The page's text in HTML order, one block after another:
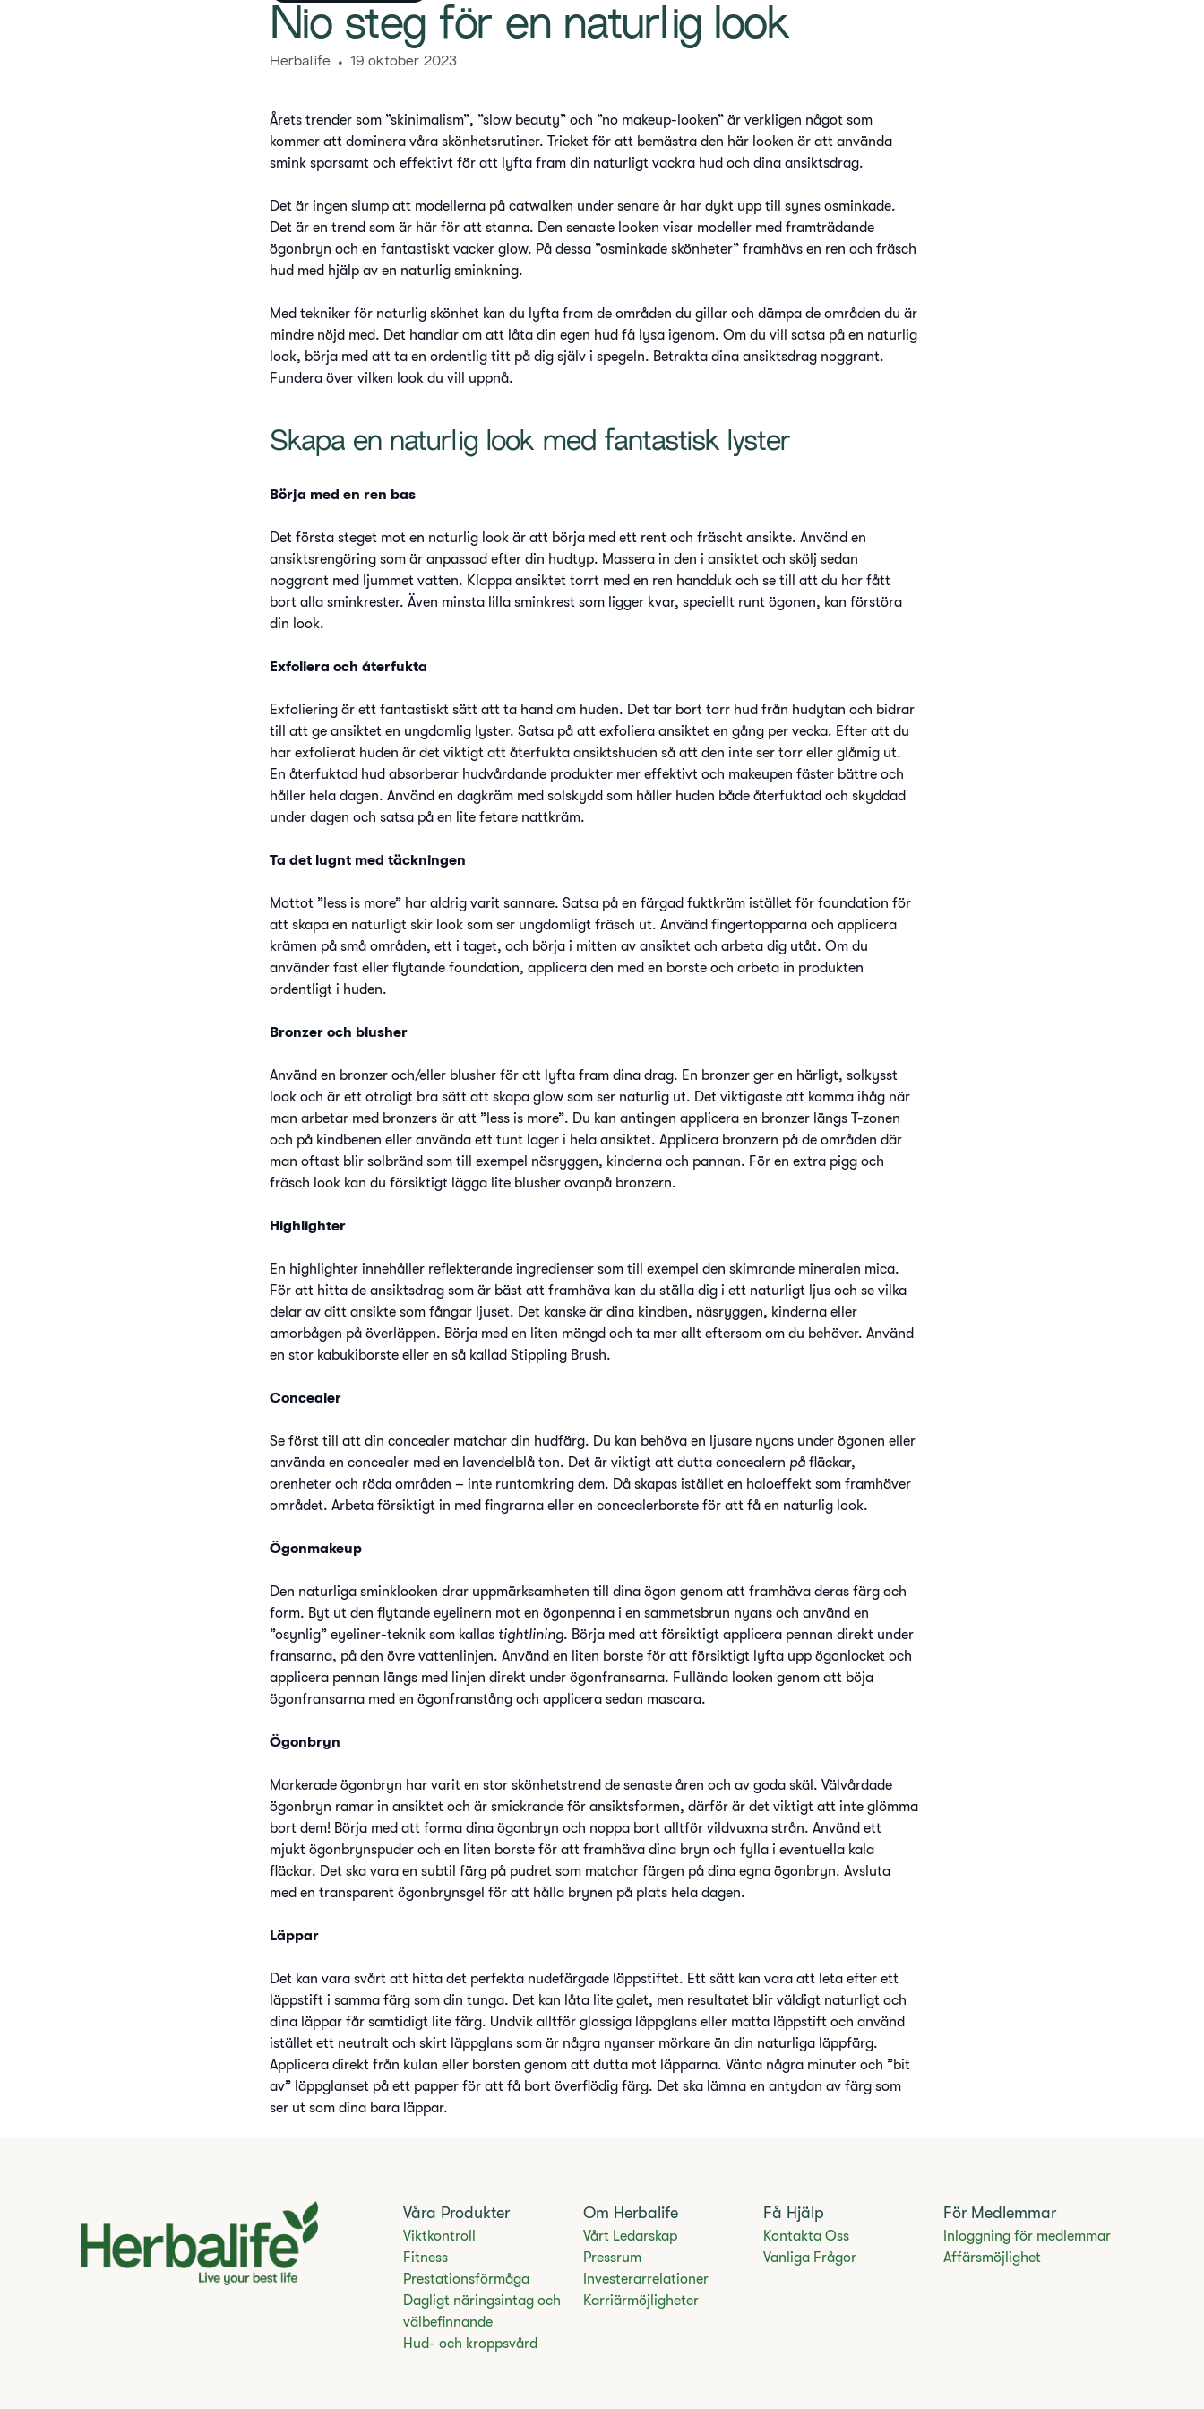
​Nio steg för en naturlig look
Herbalife 19 oktober 2023
Årets trender som ”skinimalism”, ”slow beauty” och ”no makeup-looken” är verkligen något som
kommer att dominera våra skönhetsrutiner. Tricket för att bemästra den här looken är att använda
smink sparsamt och effektivt för att lyfta fram din naturligt vackra hud och dina ansiktsdrag.
Det är ingen slump att modellerna på catwalken under senare år har dykt upp till synes osminkade.
Det är en trend som är här för att stanna. Den senaste looken visar modeller med framträdande
ögonbryn och en fantastiskt vacker glow. På dessa ”osminkade skönheter” framhävs en ren och fräsch
hud med hjälp av en naturlig sminkning.
Med tekniker för naturlig skönhet kan du lyfta fram de områden du gillar och dämpa de områden du är
mindre nöjd med. Det handlar om att låta din egen hud få lysa igenom. Om du vill satsa på en naturlig
look, börja med att ta en ordentlig titt på dig själv i spegeln. Betrakta dina ansiktsdrag noggrant.
Fundera över vilken look du vill uppnå.
Skapa en naturlig look med fantastisk lyster
Börja med en ren bas
Det första steget mot en naturlig look är att börja med ett rent och fräscht ansikte. Använd en
ansiktsrengöring som är anpassad efter din hudtyp. Massera in den i ansiktet och skölj sedan
noggrant med ljummet vatten. Klappa ansiktet torrt med en ren handduk och se till att du har fått
bort alla sminkrester. Även minsta lilla sminkrest som ligger kvar, speciellt runt ögonen, kan förstöra
din look.
Exfoliera och återfukta
Exfoliering är ett fantastiskt sätt att ta hand om huden. Det tar bort torr hud från hudytan och bidrar
till att ge ansiktet en ungdomlig lyster. Satsa på att exfoliera ansiktet en gång per vecka. Efter att du
har exfolierat huden är det viktigt att återfukta ansiktshuden så att den inte ser torr eller glåmig ut.
En återfuktad hud absorberar hudvårdande produkter mer effektivt och makeupen fäster bättre och
håller hela dagen. Använd en dagkräm med solskydd som håller huden både återfuktad och skyddad
under dagen och satsa på en lite fetare nattkräm.
Ta det lugnt med täckningen
Mottot ”less is more” har aldrig varit sannare. Satsa på en färgad fuktkräm istället för foundation för
att skapa en naturligt skir look som ser ungdomligt fräsch ut. Använd fingertopparna och applicera
krämen på små områden, ett i taget, och börja i mitten av ansiktet och arbeta dig utåt. Om du
använder fast eller flytande foundation, applicera den med en borste och arbeta in produkten
ordentligt i huden.
Bronzer och blusher
Använd en bronzer och/eller blusher för att lyfta fram dina drag. En bronzer ger en härligt, solkysst
look och är ett otroligt bra sätt att skapa glow som ser naturlig ut. Det viktigaste att komma ihåg när
man arbetar med bronzers är att ”less is more”. Du kan antingen applicera en bronzer längs T-zonen
och på kindbenen eller använda ett tunt lager i hela ansiktet. Applicera bronzern på de områden där
man oftast blir solbränd som till exempel näsryggen, kinderna och pannan. För en extra pigg och
fräsch look kan du försiktigt lägga lite blusher ovanpå bronzern.
Highlighter
En highlighter innehåller reflekterande ingredienser som till exempel den skimrande mineralen mica.
För att hitta de ansiktsdrag som är bäst att framhäva kan du ställa dig i ett naturligt ljus och se vilka
delar av ditt ansikte som fångar ljuset. Det kanske är dina kindben, näsryggen, kinderna eller
amorbågen på överläppen. Börja med en liten mängd och ta mer allt eftersom om du behöver. Använd
en stor kabukiborste eller en så kallad Stippling Brush.
Concealer
Se först till att din concealer matchar din hudfärg. Du kan behöva en ljusare nyans under ögonen eller
använda en concealer med en lavendelblå ton. Det är viktigt att dutta concealern påfläckar,
orenheter och röda områden – inte runtomkring dem. Då skapas istället en haloeffekt som framhäver
området. Arbeta försiktigt in med fingrarna eller en concealerborste för att få en naturlig look.
Ögonmakeup
Den naturliga sminklooken drar uppmärksamheten till dina ögon genom att framhäva deras färg och
form. Byt ut den flytande eyelinern mot en ögonpenna i en sammetsbrun nyans och använd en
”osynlig” eyeliner-teknik som kallas tightlining. Börja med att försiktigt applicera pennan direkt under
fransarna, på den övre vattenlinjen. Använd en liten borste för att försiktigt lyfta upp ögonlocket och
applicera pennan längs med linjen direkt under ögonfransarna. Fullända looken genom att böja
ögonfransarna med en ögonfranstång och applicera sedan mascara.
Ögonbryn
Markerade ögonbryn har varit en stor skönhetstrend de senaste åren och av goda skäl. Välvårdade
ögonbryn ramar in ansiktet och är smickrande för ansiktsformen, därför är det viktigt att inte glömma
bort dem! Börja med att forma dina ögonbryn och noppa bort alltför vildvuxna strån. Använd ett
mjukt ögonbrynspuder och en liten borste för att framhäva dina bryn och fylla i eventuella kala
fläckar. Det ska vara en subtil färg på pudret som matchar färgen på dina egna ögonbryn. Avsluta
med en transparent ögonbrynsgel för att hålla brynen på plats hela dagen.
Läppar
Det kan vara svårt att hitta det perfekta nudefärgade läppstiftet. Ett sätt kan vara att leta efter ett
läppstift i samma färg som din tunga. Det kan låta lite galet, men resultatet blir väldigt naturligt och
dina läppar får samtidigt lite färg. Undvik alltför glossiga läppglans eller matta läppstift och använd
istället ett neutralt och skirt läppglans som är några nyanser mörkare än din naturliga läppfärg.
Applicera direkt från kulan eller borsten genom att dutta mot läpparna. Vänta några minuter och ”bit
av” läppglanset på ett papper för att få bort överflödig färg. Det ska lämna en antydan av färg som
ser ut som dina bara läppar.
Våra Produkter
Viktkontroll
Fitness
Prestationsförmåga
Dagligt näringsintag och
välbefinnande
Hud- och kroppsvård
Om Herbalife
Vårt Ledarskap
Pressrum
Investerarrelationer
Karriärmöjligheter
Få Hjälp
Kontakta Oss
Vanliga Frågor
För Medlemmar
Inloggning för medlemmar
Affärsmöjlighet